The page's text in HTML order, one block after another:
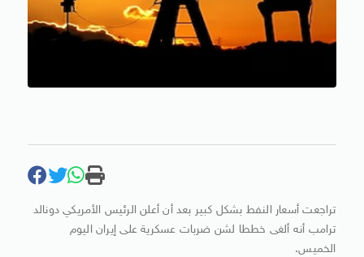
تراجعت أسعار النفط بشكل كبير بعد أن ​أعلن الرئيس الأمريكي دونالد
ترامب أنه ‌ألغى خططا لشن ضربات عسكرية على إيران اليوم
الخميس.